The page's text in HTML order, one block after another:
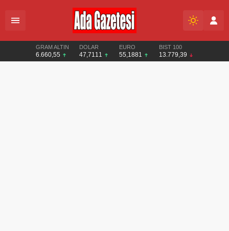
GRAM ALTIN
6.660,55
DOLAR
47,7111
EURO
55,1881
BIST 100
13.779,39